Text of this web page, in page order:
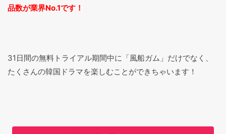
品数が業界No.1です！
31日間の無料トライアル期間中に「風船ガム」だけでなく、
たくさんの韓国ドラマを楽しむことができちゃいます！